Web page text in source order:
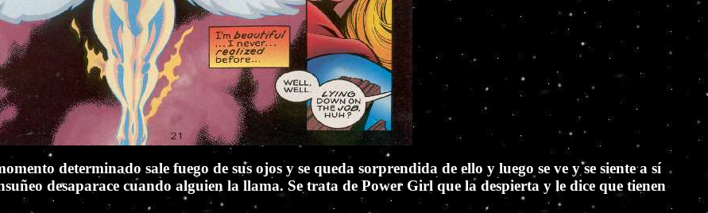
determinado sale fuego de sus ojos y se queda sorprendida de ello y luego se ve y se siente a sí
desaparace cuando alguien la llama. Se trata de Power Girl que la despierta y le dice que tienen